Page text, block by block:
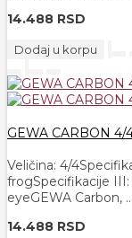
14.488 RSD
Dodaj u korpu
GEWA CARBON 4/
Veličina: 4/​
frogSpecifikacije
eyeGEWA Carbon, ..
14.488 RSD